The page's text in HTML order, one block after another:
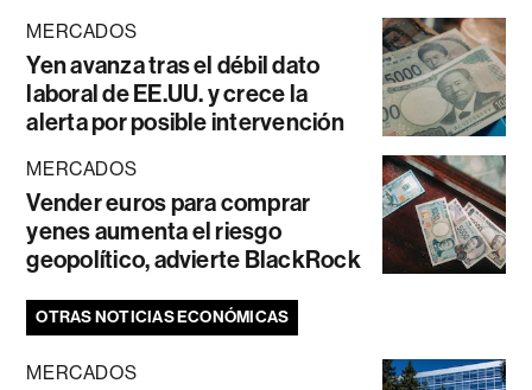
MERCADOS
Yen avanza tras el débil dato
laboral de EE.UU. y crece la
alerta por posible intervención
MERCADOS
Vender euros para comprar
yenes aumenta el riesgo
geopolítico, advierte BlackRock
OTRAS NOTICIAS ECONÓMICAS
MERCADOS